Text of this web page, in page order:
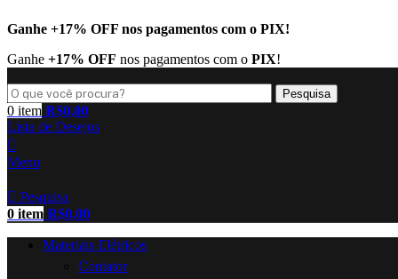
Ganhe +17% OFF nos pagamentos com o PIX!
Ganhe +17% OFF nos pagamentos com o PIX!
Pesquisa
0 item R$0,00
Lista de Desejos
Menu
Pesquisa
0 item R$0,00
Materiais Elétricos
Contator